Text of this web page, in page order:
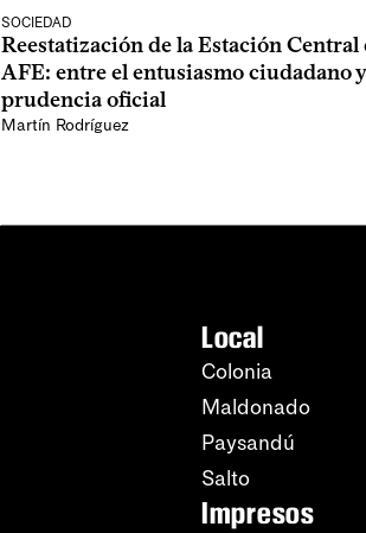
SOCIEDAD
Reestatización de la Estación Central
AFE: entre el entusiasmo ciudadano
prudencia oficial
Martín Rodríguez
Local
Colonia
Maldonado
Paysandú
Salto
Impresos